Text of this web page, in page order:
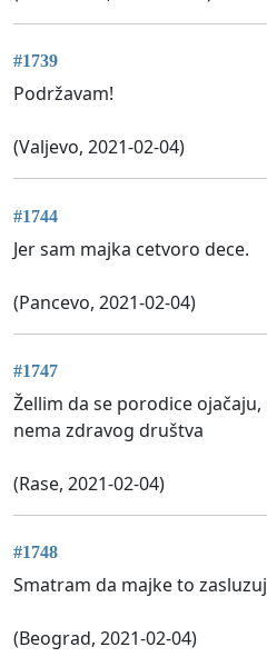
#1739
Podržavam!
(Valjevo, 2021-02-04)
#1744
Jer sam majka cetvoro dece.
(Pancevo, 2021-02-04)
#1747
Žellim da se porodice
nema zdravog društva
(Rase, 2021-02-04)
#1748
Smatram da majke to
(Beograd, 2021-02-04)